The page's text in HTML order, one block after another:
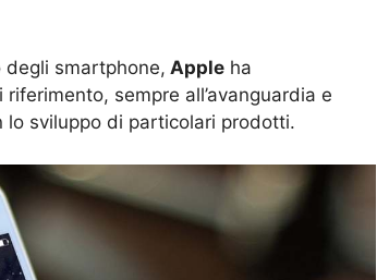
degli smartphone, Apple ha
sempre all’avanguardia e
lo sviluppo di particolari prodotti.